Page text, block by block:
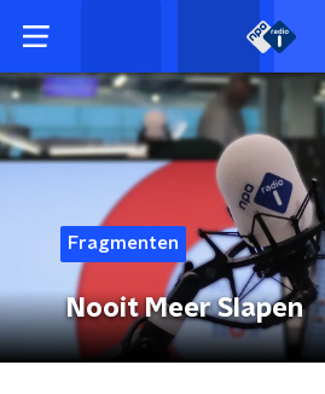
Fragmenten
Nooit Meer Slapen